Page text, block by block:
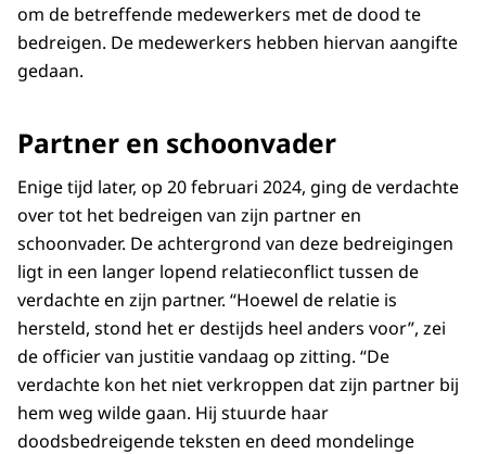
om de betreffende medewerkers met de dood te
bedreigen. De medewerkers hebben hiervan aangifte
gedaan.
Partner en schoonvader
Enige tijd later, op 20 februari 2024, ging de verdachte
over tot het bedreigen van zijn partner en
schoonvader. De achtergrond van deze bedreigingen
ligt in een langer lopend relatieconflict tussen de
verdachte en zijn partner. “Hoewel de relatie is
hersteld, stond het er destijds heel anders voor”, zei
de officier van justitie vandaag op zitting. “De
verdachte kon het niet verkroppen dat zijn partner bij
hem weg wilde gaan. Hij stuurde haar
doodsbedreigende teksten en deed mondelinge